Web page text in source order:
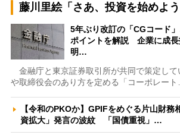
藤川里絵「さあ、投資を始めよう
5年ぶり改訂の「CGコード
ポイントを解説 企業に成長
明…
金融庁と東京証券取引所が共同で策定して
や取締役会のあり方を定める「コーポレート
【令和のPKOか】GPIFをめぐる片山財務
資拡大」発言の波紋 「国債重視」…